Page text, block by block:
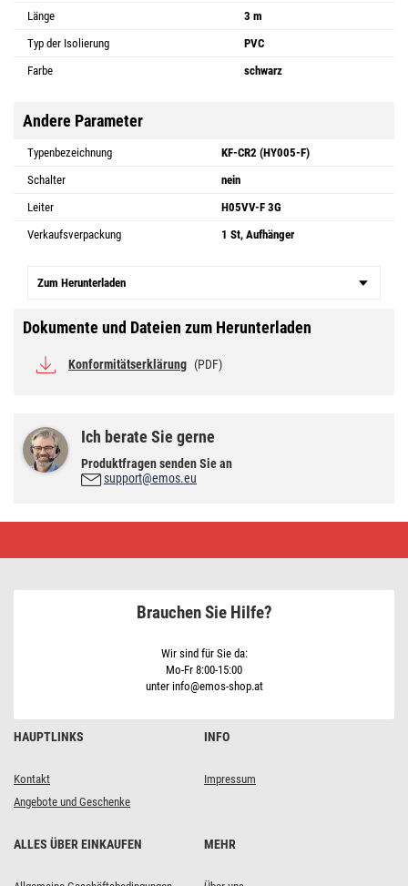
Länge
3 m
Typ der Isolierung
PVC
Farbe
schwarz
Andere Parameter
Typenbezeichnung
KF-CR2 (HY005-F)
Schalter
nein
Leiter
H05VV-F 3G
Verkaufsverpackung
1 St, Aufhänger
Zum Herunterladen
Dokumente und Dateien zum Herunterladen
Konformitätserklärung (PDF)
Ich berate Sie gerne
Produktfragen senden Sie an
support@emos.eu
HAUPTLINKS
Kontakt
Angebote und Geschenke
INFO
Impressum
ALLES ÜBER EINKAUFEN MEHR
Brauchen Sie Hilfe?
Wir sind für Sie da:
Mo-Fr 8:00-15:00
unter info@emos-shop.at